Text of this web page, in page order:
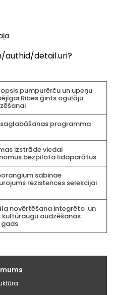
authid/detail.uri?
pumpurērču un upeņu
Ribes ģints ogulāju
programma
izstrāde viedai
bezpilota lidaparātus
sabinae
rezistences selekcijai
novērtēšana integrēto un
audzēšanas
gads